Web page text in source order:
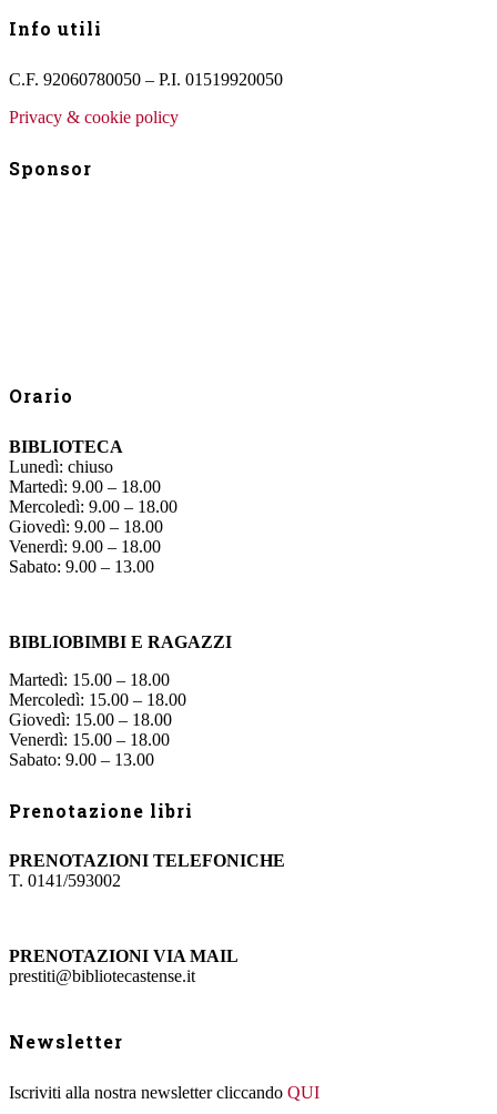
Info utili
C.F. 92060780050 – P.I. 01519920050
Privacy & cookie policy
Sponsor
Orario
BIBLIOTECA
Lunedì: chiuso
Martedì: 9.00 – 18.00
Mercoledì: 9.00 – 18.00
Giovedì: 9.00 – 18.00
Venerdì: 9.00 – 18.00
Sabato: 9.00 – 13.00
BIBLIOBIMBI E RAGAZZI
Martedì: 15.00 – 18.00
Mercoledì: 15.00 – 18.00
Giovedì: 15.00 – 18.00
Venerdì: 15.00 – 18.00
Sabato: 9.00 – 13.00
Prenotazione libri
PRENOTAZIONI TELEFONICHE
T. 0141/593002
PRENOTAZIONI VIA MAIL
prestiti@bibliotecastense.it
Newsletter
Iscriviti alla nostra newsletter cliccando QUI